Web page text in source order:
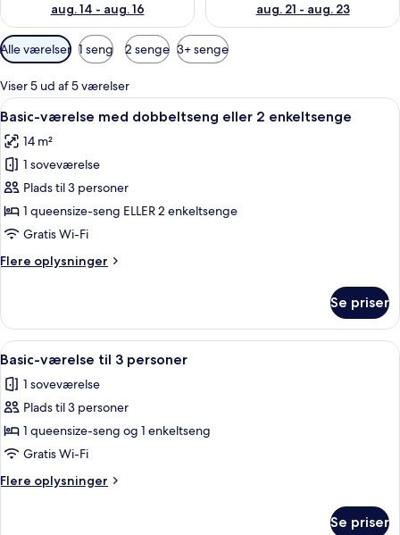
aug. 14 - aug. 16
aug. 21 - aug. 23
Tilgængelige
filtre
for
værelser
Alle værelser 1 seng 2 senge 3+ senge
Viser 5 ud af 5 værelser
Indlæs
alle
billeder
af
Basic-
værelse
med
eller
Et soveværelse med en stor seng,
5
Basic-værelse med dobbeltseng eller 2 enkeltsenge
14 m²
1 soveværelse
Plads til 3 personer
1 queensize-seng ELLER 2 enkeltsenge
Gratis Wi-Fi
Flere oplysninger
Flere
værelse
med
dobbeltseng
2
enkeltsenge
Se priser
Indlæs
alle
billeder
af
Basic-
værelse
til
3
Et soveværelse med en stor seng,
5
Basic-værelse til 3 personer
1 soveværelse
Plads til 3 personer
1 queensize-seng og 1 enkeltseng
Gratis Wi-Fi
Flere oplysninger
Flere
Se priser